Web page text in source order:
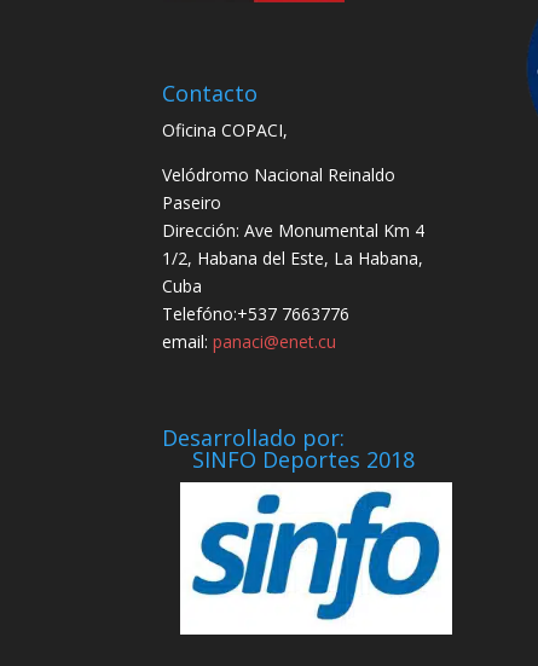
Contacto
Oficina COPACI,
Velódromo Nacional Reinaldo
Paseiro
Dirección: Ave Monumental Km 4
1/2, Habana del Este, La Habana,
Cuba
Telefóno:+537 7663776
email:panaci@enet.cu
Desarrollado por:
SINFO Deportes 2018